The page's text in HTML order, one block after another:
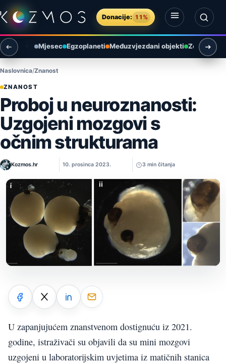
Preskoči na sadržaj
Donacije: 11%
Otvori izbornik
Otvori pretragu
Mjesec Egzoplaneti Međuzvjezdani objekti Zemlja i
Naslovnica Znanost
ZNANOST
Proboj u neuroznanosti:
Uzgojeni mozgovi s
očnim strukturama
Kozmos.hr 10. prosinca 2023. 3 min čitanja
U zapanjujućem znanstvenom dostignuću iz 2021.
godine, istraživači su objavili da su mini mozgovi
uzgojeni u laboratorijskim uvjetima iz matičnih stanica